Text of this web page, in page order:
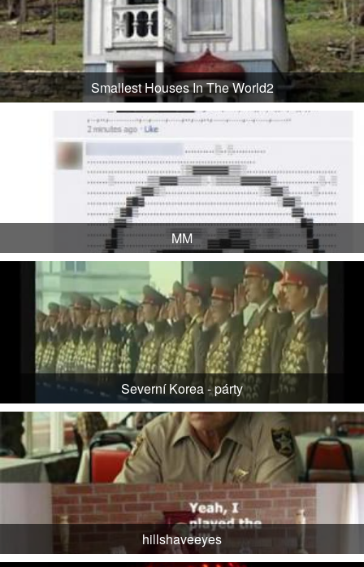
Smallest Houses In The World2
MM
Severní Korea - párty
hillshaveeyes